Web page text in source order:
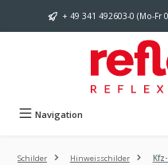
Zum Hauptinhalt springen
+ 49 341 492603-0 (Mo-
Navigation
Schilder Hinweisschilder